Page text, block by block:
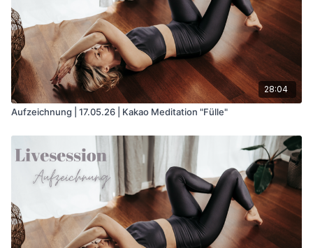
28:04
Aufzeichnung | 17.05.26 | Kakao Meditation "Fülle"